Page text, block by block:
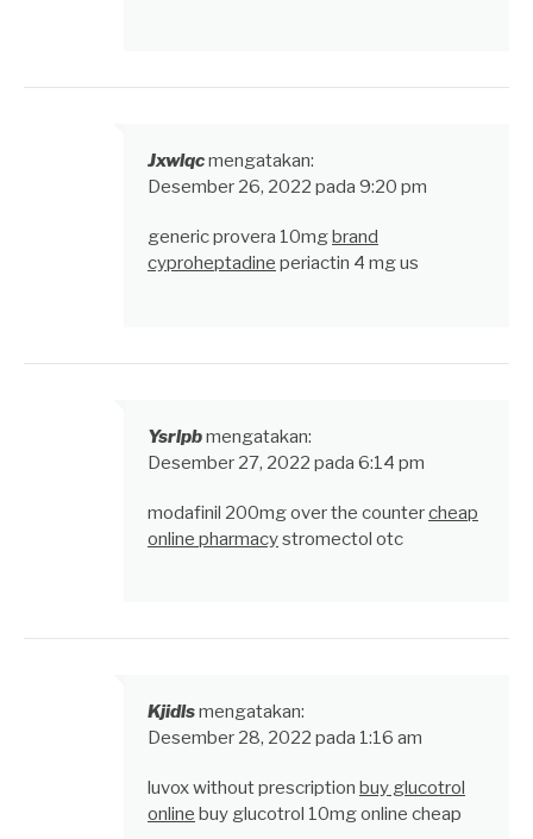
Jxwlqcmengatakan:
Desember 26, 2022 pada 9:20 pm
generic provera 10mg brand
cyproheptadine periactin 4 mg us
Ysrlpbmengatakan:
Desember 27, 2022 pada 6:14 pm
modafinil 200mg over the countercheap
online pharmacystromectol otc
Kjidlsmengatakan:
Desember 28, 2022 pada 1:16 am
luvox without prescription buy glucotrol
online buy glucotrol 10mg online cheap